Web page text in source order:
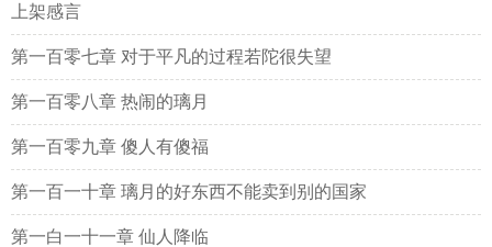
上架感言
第一百零七章 对于平凡的过程若陀很失望
第一百零八章 热闹的璃月
第一百零九章 傻人有傻福
第一百一十章 璃月的好东西不能卖到别的国家
第一白一十一章 仙人降临